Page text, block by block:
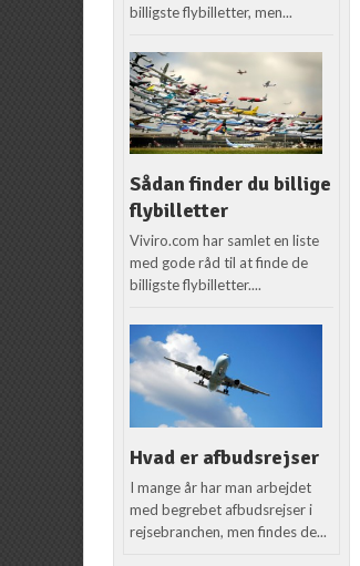
billigste flybilletter, men...
Sådan finder du billige
flybilletter
Viviro.com har samlet en liste
med gode råd til at finde de
billigste flybilletter....
Hvad er afbudsrejser
I mange år har man arbejdet
med begrebet afbudsrejser i
rejsebranchen, men findes de...